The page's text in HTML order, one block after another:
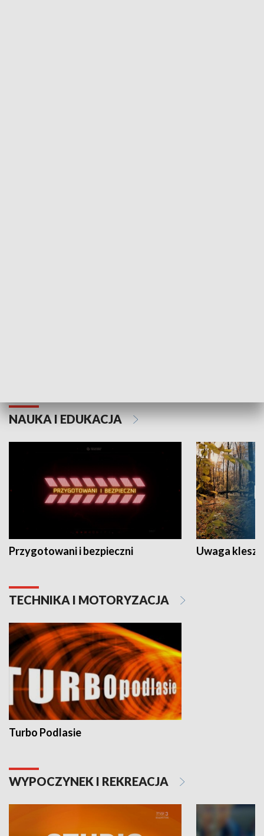
NAUKA I EDUKACJA
Przygotowani i bezpieczni Uwaga
TECHNIKA I MOTORYZACJA
Turbo Podlasie
WYPOCZYNEK I REKREACJA